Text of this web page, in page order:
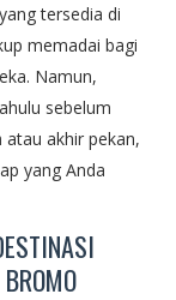
tersedia di
memadai bagi
Namun,
sebelum
akhir pekan,
yang Anda